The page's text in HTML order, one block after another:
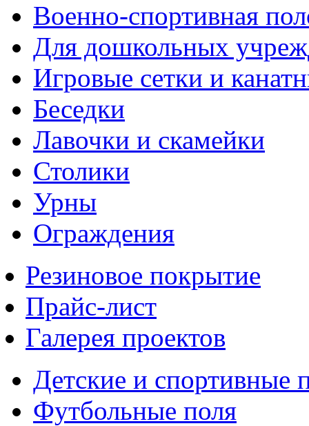
Военно-спортивная
Для дошкольных
Игровые сетки и
Беседки
Лавочки и скамейки
Столики
Урны
Ограждения
Резиновое покрытие
Прайс-лист
Галерея проектов
Детские и спортивные
Футбольные поля